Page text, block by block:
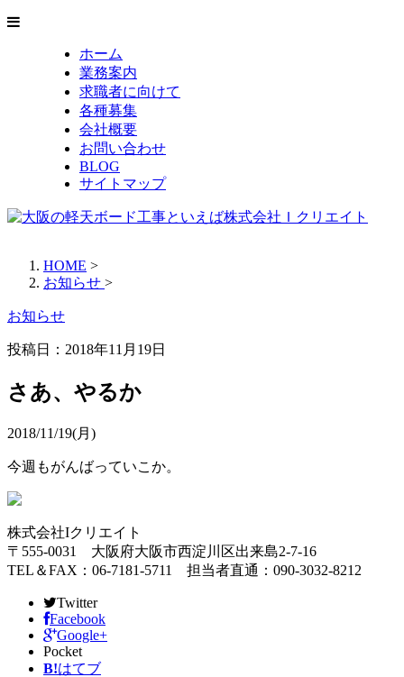
ホーム
業務案内
求職者に向けて
各種募集
会社概要
お問い合わせ
BLOG
サイトマップ
HOME >
お知らせ >
お知らせ
投稿日： 2018年11月19日
さあ、やるか
2018/11/19(月)
今週もがんばっていこか。
株式会社Iクリエイト
〒555-0031 大阪府大阪市西淀川区出来島2-7-16
TEL＆FAX：06-7181-5711 担当者直通：090-3032-8212
Twitter
Facebook
Google+
Pocket
B!はてブ